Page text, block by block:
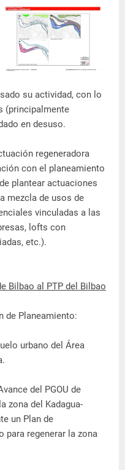
su actividad, con lo
(principalmente
en desuso.
regeneradora
con el planeamiento
plantear actuaciones
mezcla de usos de
vinculadas a las
lofts con
etc.).
Bilbao al PTP del Bilbao
de Planeamiento:
urbano del Área
del PGOU de
zona del Kadagua-
un Plan de
para regenerar la zona